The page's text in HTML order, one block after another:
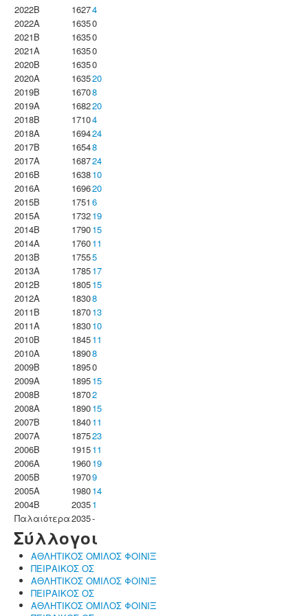
2022B
16274
2022A
16350
2021B
16350
2021A
16350
2020B
16350
2020A
163520
2019B
16708
2019A
168220
2018B
17104
2018A
169424
2017B
16548
2017A
168724
2016B
163810
2016A
169620
2015B
1751 6
2015A
173219
2014B
179015
2014A
176011
2013B
17555
2013A
178517
2012B
180515
2012A
18308
2011B
187013
2011A
183010
2010B
184511
2010A
18908
2009B
18950
2009A
189515
2008B
18702
2008A
189015
2007B
184011
2007A
187523
2006B
191511
2006A
196019
2005B
19709
2005A
198014
2004B
20351
Παλαιότερα2035-
Σύλλογοι
ΑΘΛΗΤΙΚΟΣ ΟΜΙΛΟΣ ΦΟΙΝΙΞ
ΠΕΙΡΑΙΚΟΣ ΟΣ
ΑΘΛΗΤΙΚΟΣ ΟΜΙΛΟΣ ΦΟΙΝΙΞ
ΠΕΙΡΑΙΚΟΣ ΟΣ
ΑΘΛΗΤΙΚΟΣ ΟΜΙΛΟΣ ΦΟΙΝΙΞ